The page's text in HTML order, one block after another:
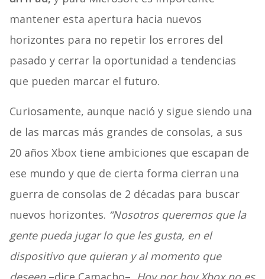
mantener esta apertura hacia nuevos
horizontes para no repetir los errores del
pasado y cerrar la oportunidad a tendencias
que pueden marcar el futuro.
Curiosamente, aunque nació y sigue siendo una
de las marcas más grandes de consolas, a sus
20 años Xbox tiene ambiciones que escapan de
ese mundo y que de cierta forma cierran una
guerra de consolas de 2 décadas para buscar
nuevos horizontes. “Nosotros queremos que la
gente pueda jugar lo que les gusta, en el
dispositivo que quieran y al momento que